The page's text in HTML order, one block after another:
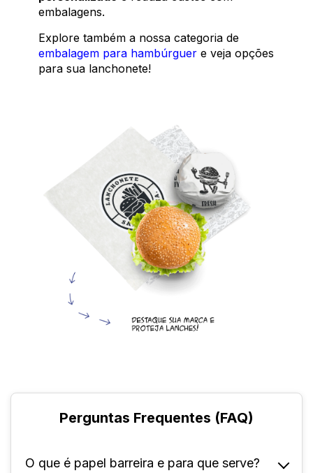
embalagens.
Explore também a nossa categoria de
embalagem para hambúrguer e veja opções
para sua lanchonete!
Perguntas Frequentes (FAQ)
O que é papel barreira e para que serve?